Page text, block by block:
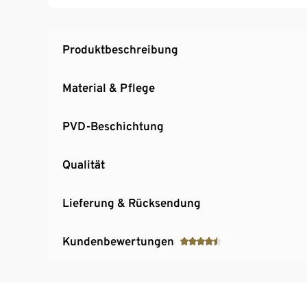
Hochwertige Qualität mit langanhaltender
Produktbeschreibung
Material & Pflege
PVD-Beschichtung
Qualität
Lieferung & Rücksendung
Kundenbewertungen